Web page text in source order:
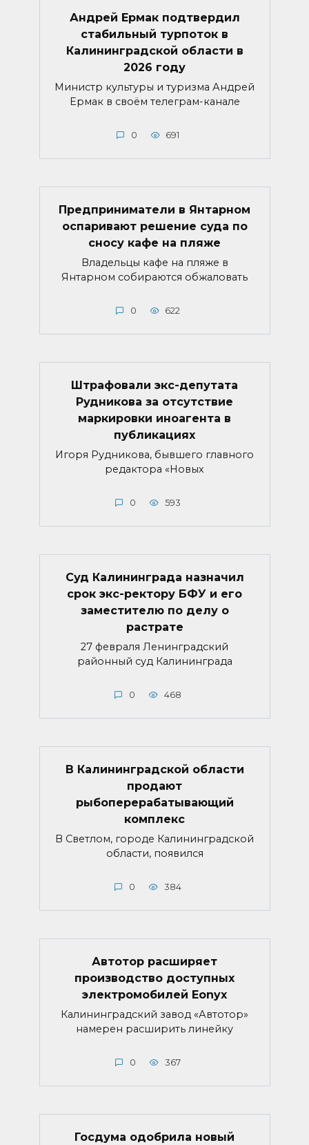
Андрей Ермак подтвердил
стабильный турпоток в
Калининградской области в
2026 году
Министр культуры и туризма Андрей
Ермак в своём телеграм-канале
0 691
Предприниматели в Янтарном
оспаривают решение суда по
сносу кафе на пляже
Владельцы кафе на пляже в
Янтарном собираются обжаловать
0 622
Штрафовали экс-депутата
Рудникова за отсутствие
маркировки иноагента в
публикациях
Игоря Рудникова, бывшего главного
редактора «Новых
0 593
Суд Калининграда назначил
срок экс-ректору БФУ и его
заместителю по делу о
растрате
27 февраля Ленинградский
районный суд Калининграда
0 468
В Калининградской области
продают
рыбоперерабатывающий
комплекс
В Светлом, городе Калининградской
области, появился
0 384
Автотор расширяет
производство доступных
электромобилей Eonyx
Калининградский завод «Автотор»
намерен расширить линейку
0 367
Госдума одобрила новый